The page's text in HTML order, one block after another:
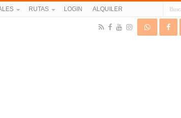
RUTAS LOGIN ALQUILER